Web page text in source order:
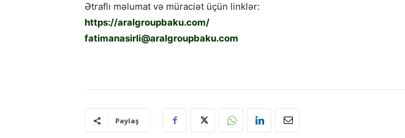
Ətraflı məlumat və müraciət üçün linklər:
https://aralgroupbaku.com/
fatimanasirli@aralgroupbaku.com
Paylaş